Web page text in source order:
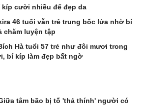
kíp cười nhiều để đẹp da
46 tuổi vẫn trẻ trung bốc lửa nhờ bí
chăm luyện tập
Hà tuổi 57 trẻ như đôi mươi trong
bí kíp làm đẹp bất ngờ
tâm bão bị tố 'thả thính' người có